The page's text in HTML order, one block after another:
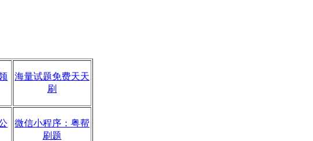
海量试题免费天天
刷
微信小程序：粤帮
刷题